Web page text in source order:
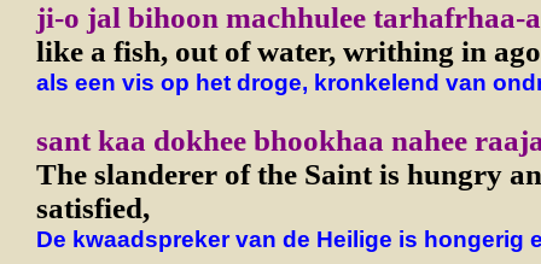
ji-o jal bihoon machhulee tarhafrhaa-
like a fish, out of water, writhing in
als een vis op het droge, kronkelend van
sant kaa dokhee bhookhaa nahee
The slanderer of the Saint is hungry
satisfied,
De kwaadspreker van de Heilige is hongerig